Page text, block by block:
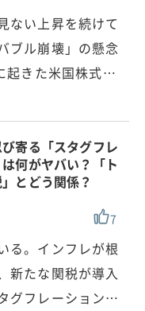
ない上昇を続けて
ブル崩壊」の懸念
起きた米国株式…
寄る「スタグフレ
何がヤバい？「ト
とどう関係？
7
る。インフレが根
新たな関税が導入
グフレーション…